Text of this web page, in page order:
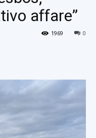
affare”
0
1969